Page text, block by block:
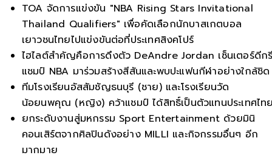
TOA จัดการแข่งขัน "NBA Rising Stars Invitational
Thailand Qualifiers" เพื่อคัดเลือกนักบาสเกตบอล
เยาวชนไทยไปแข่งขันต่อที่ประเทศสิงคโปร์
ไฮไลต์สำคัญคือการดึงตัว DeAndre Jordan เซ็นเตอร์ดีก
แชมป์ NBA มาร่วมสร้างสีสันและพบปะแฟนกีฬาอย่างใกล้ชิด
ทีมโรงเรียนอัสสัมชัญธนบุรี (ชาย) และโรงเรียนวัด
น้อยนพคุณ (หญิง) คว้าแชมป์ ได้สิทธิ์เป็นตัวแทนประเทศไท
ยกระดับงานสู่มหกรรม Sport Entertainment ด้วยมินิ
คอนเสิร์ตจากศิลปินดังอย่าง MILLI และกิจกรรมอื่นๆ อีก
มากมาย